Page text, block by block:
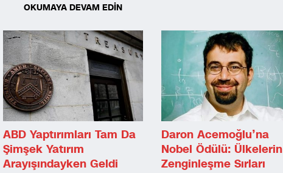
OKUMAYA DEVAM EDİN
ABD Yaptırımları Tam Da
Şimşek Yatırım
Arayışındayken Geldi
Daron Acemoğlu’na
Nobel Ödülü: Ülkelerin
Zenginleşme Sırları